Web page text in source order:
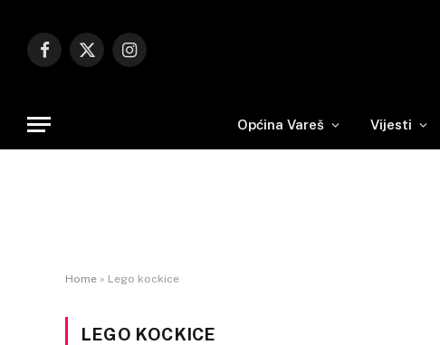
Facebook
X
Instagram
Općina Vareš Vijesti
Home » Lego kockice
LEGO KOCKICE